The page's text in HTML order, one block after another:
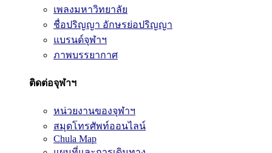
เพลงมหาวิทยาลัย
ชื่อปริญญา อักษรย่อปริญญา
แบรนด์จุฬาฯ
ภาพบรรยากาศ
ติดต่อจุฬาฯ
หน่วยงานของจุฬาฯ
สมุดโทรศัพท์ออนไลน์
Chula Map